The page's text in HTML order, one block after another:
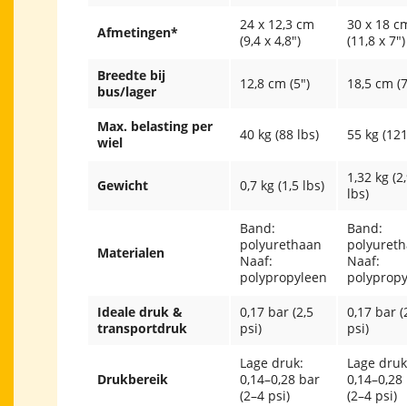
Afmetingen*
24 x 12,3 cm
(9,4 x 4,8″)
30 x 18
(11,8 x 7″)
Breedte bij
bus/lager
12,8 cm (5″) 18,5 cm
Max. belasting per
wiel
40 kg (88 lbs) 55 kg
Gewicht 0,7 kg (1,5 lbs)
1,32 kg
lbs)
Materialen
Band:
polyurethaan
Naaf:
polypropyleen
Band:
Naaf:
Ideale druk &
transportdruk
0,17 bar (2,5
psi)
0,17 bar
psi)
Drukbereik
Lage druk:
0,14–0,28 bar
(2–4 psi)
Lage
(2–4 psi)